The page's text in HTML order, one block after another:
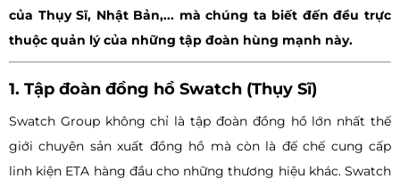
của Thụy Sĩ, Nhật Bản,... mà chúng ta biết đến đều trực
thuộc quản lý của những tập đoàn hùng mạnh này.
1. Tập đoàn đồng hồ Swatch (Thụy Sĩ)
Swatch Group không chỉ là tập đoàn đồng hồ lớn nhất thế
giới chuyên sản xuất đồng hồ mà còn là đế chế cung cấp
linh kiện ETA hàng đầu cho những thương hiệu khác. Swatch